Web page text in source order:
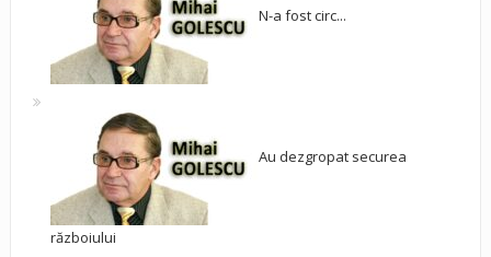
N-a fost circ...
Au dezgropat securea
războiului